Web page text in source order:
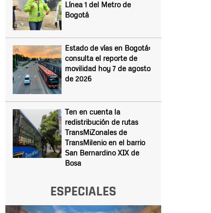
Línea 1 del Metro de
Bogotá
Estado de vías en Bogotá:
consulta el reporte de
movilidad hoy 7 de agosto
de 2026
Ten en cuenta la
redistribución de rutas
TransMiZonales de
TransMilenio en el barrio
San Bernardino XIX de
Bosa
ESPECIALES